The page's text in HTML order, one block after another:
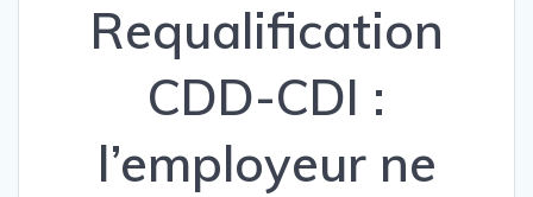
Requalification
CDD-CDI :
l’employeur ne